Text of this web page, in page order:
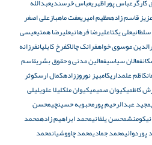
عباس پوراظهریعباس خرسندیعبدالله
قاسم زادهعظیم امیریعفت ماهبازعلی اصغر
علی یکتاعلیرضا فرهانیعلیرضا همتیعیسی
موسوی خواهفرانک چالاکفرخ کابلیانفرزانه
فعالان سیاسیفعالین مدنی و حقوق بشریقاسم
کاظم علمداریکامبیز نوروززادهکمال ارسکوثر
کاظمیکیوان صمیمیکیوان ملکلیلا علویلیلی
مجید عبدالرحیم پورمحبوبه حسینچیمحسن
محسن یلفانیمحمد ابراهیم زادهمحمد
محمد جمادیمحمد چاووشیانمحمد